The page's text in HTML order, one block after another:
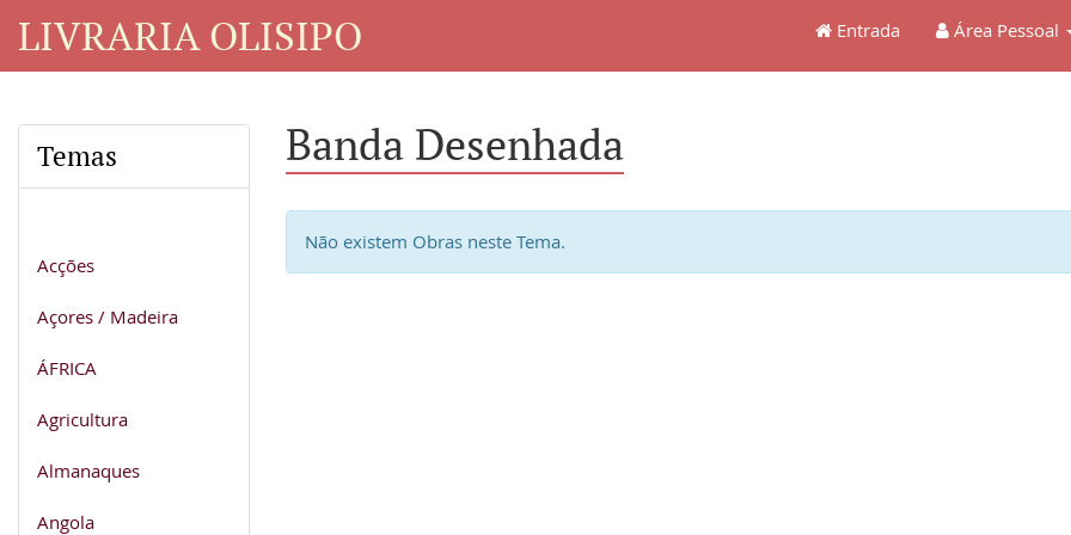
LIVRARIA OLISIPO Entrada Área Pessoal
Temas
Acções
Açores / Madeira
ÁFRICA
Agricultura
Almanaques
Angola
Banda Desenhada
Não existem Obras neste Tema.